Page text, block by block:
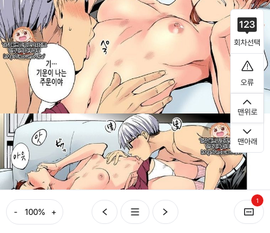
- +
1
회차선택
오류
맨위로
맨아래